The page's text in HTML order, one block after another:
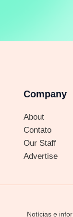
Company
About
Contato
Our Staff
Advertise
Notícias e